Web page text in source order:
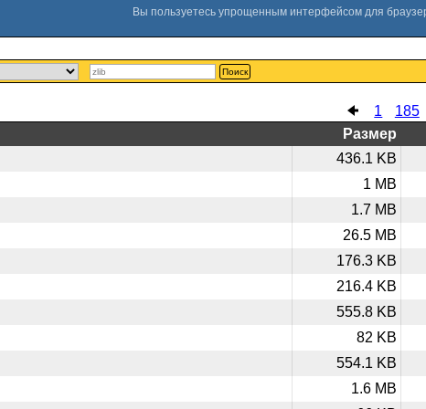
Поиск
1 185
Размер
436.1 KB
1 MB
1.7 MB
26.5 MB
176.3 KB
216.4 KB
555.8 KB
82 KB
554.1 KB
1.6 MB